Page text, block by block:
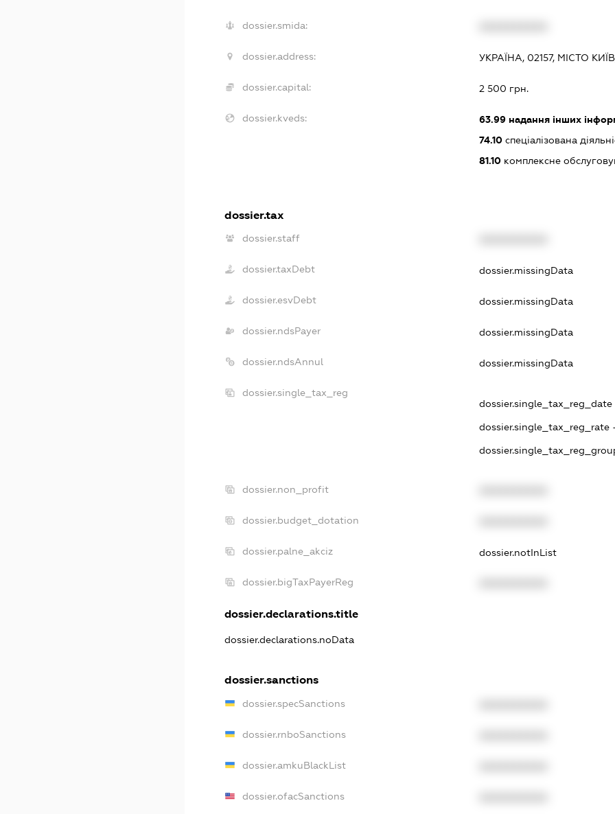
dossier.smida:
dossier.address: УКРАЇНА, 02157, МІСТО
dossier.capital: 2 500 грн.
dossier.kveds: 63.99надання інших
74.10спеціалізована
81.10комплексне
dossier.tax
dossier.staff
dossier.taxDebt dossier.missingData
dossier.esvDebt dossier.missingData
dossier.ndsPayer dossier.missingData
dossier.ndsAnnul dossier.missingData
dossier.single_tax_reg
dossier.single_tax_reg_date
dossier.single_tax_reg_rate
dossier.non_profit
dossier.budget_dotation
dossier.palne_akciz dossier.notInList
dossier.bigTaxPayerReg
dossier.declarations.title
dossier.declarations.noData
dossier.sanctions
dossier.specSanctions
dossier.rnboSanctions
dossier.amkuBlackList
dossier.ofacSanctions